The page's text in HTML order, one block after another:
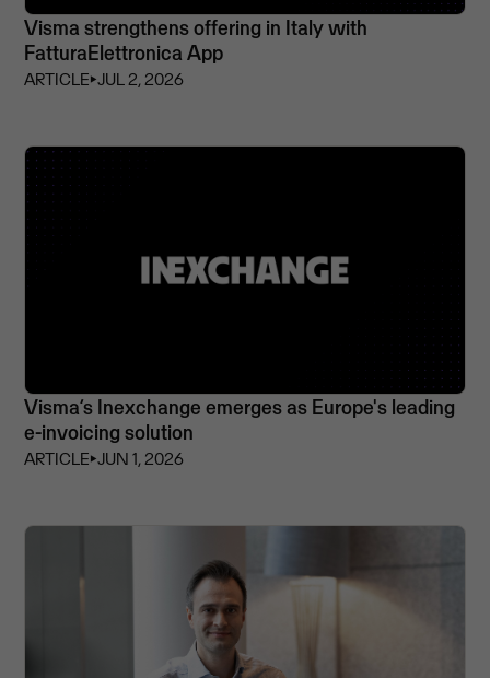
Visma strengthens offering in Italy with
FatturaElettronica App
ARTICLE⏵JUL 2, 2026
Visma’s Inexchange emerges as Europe's leading
e-invoicing solution
ARTICLE⏵JUN 1, 2026